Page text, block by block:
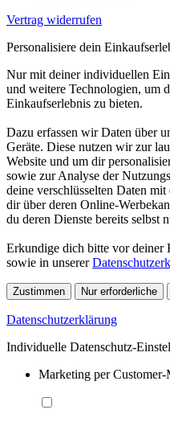
Vertrag widerrufen
Personalisiere dein
Nur mit deiner individuellen
und weitere Technologien, um
Einkaufserlebnis zu bieten.
Dazu erfassen wir Daten über
Geräte. Diese nutzen wir zur
Website und um dir
sowie zur Analyse der
deine verschlüsselten Daten
dir über deren Online-
du deren Dienste bereits selbst
Erkundige dich bitte vor
sowie in unserer
Zustimmen Nur erforderliche
Datenschutzerklärung
Individuelle Datenschutz-
Marketing per Customer-